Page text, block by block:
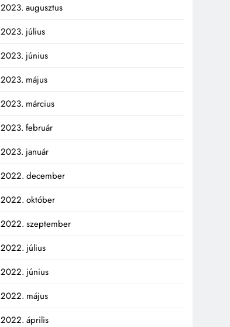
2023. augusztus
2023. július
2023. június
2023. május
2023. március
2023. február
2023. január
2022. december
2022. október
2022. szeptember
2022. július
2022. június
2022. május
2022. április